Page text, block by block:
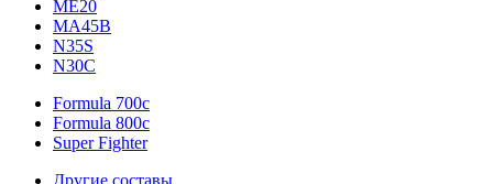
ME20
MA45B
N35S
N30C
Formula 700c
Formula 800c
Super Fighter
Другие составы